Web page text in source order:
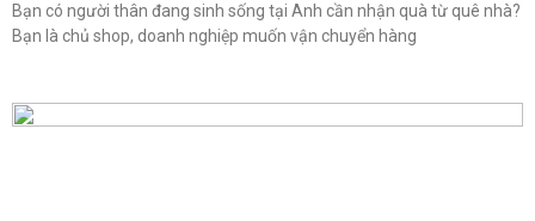
Bạn có người thân đang sinh sống tại Anh cần nhận quà từ quê nhà?
Bạn là chủ shop, doanh nghiệp muốn vận chuyển hàng